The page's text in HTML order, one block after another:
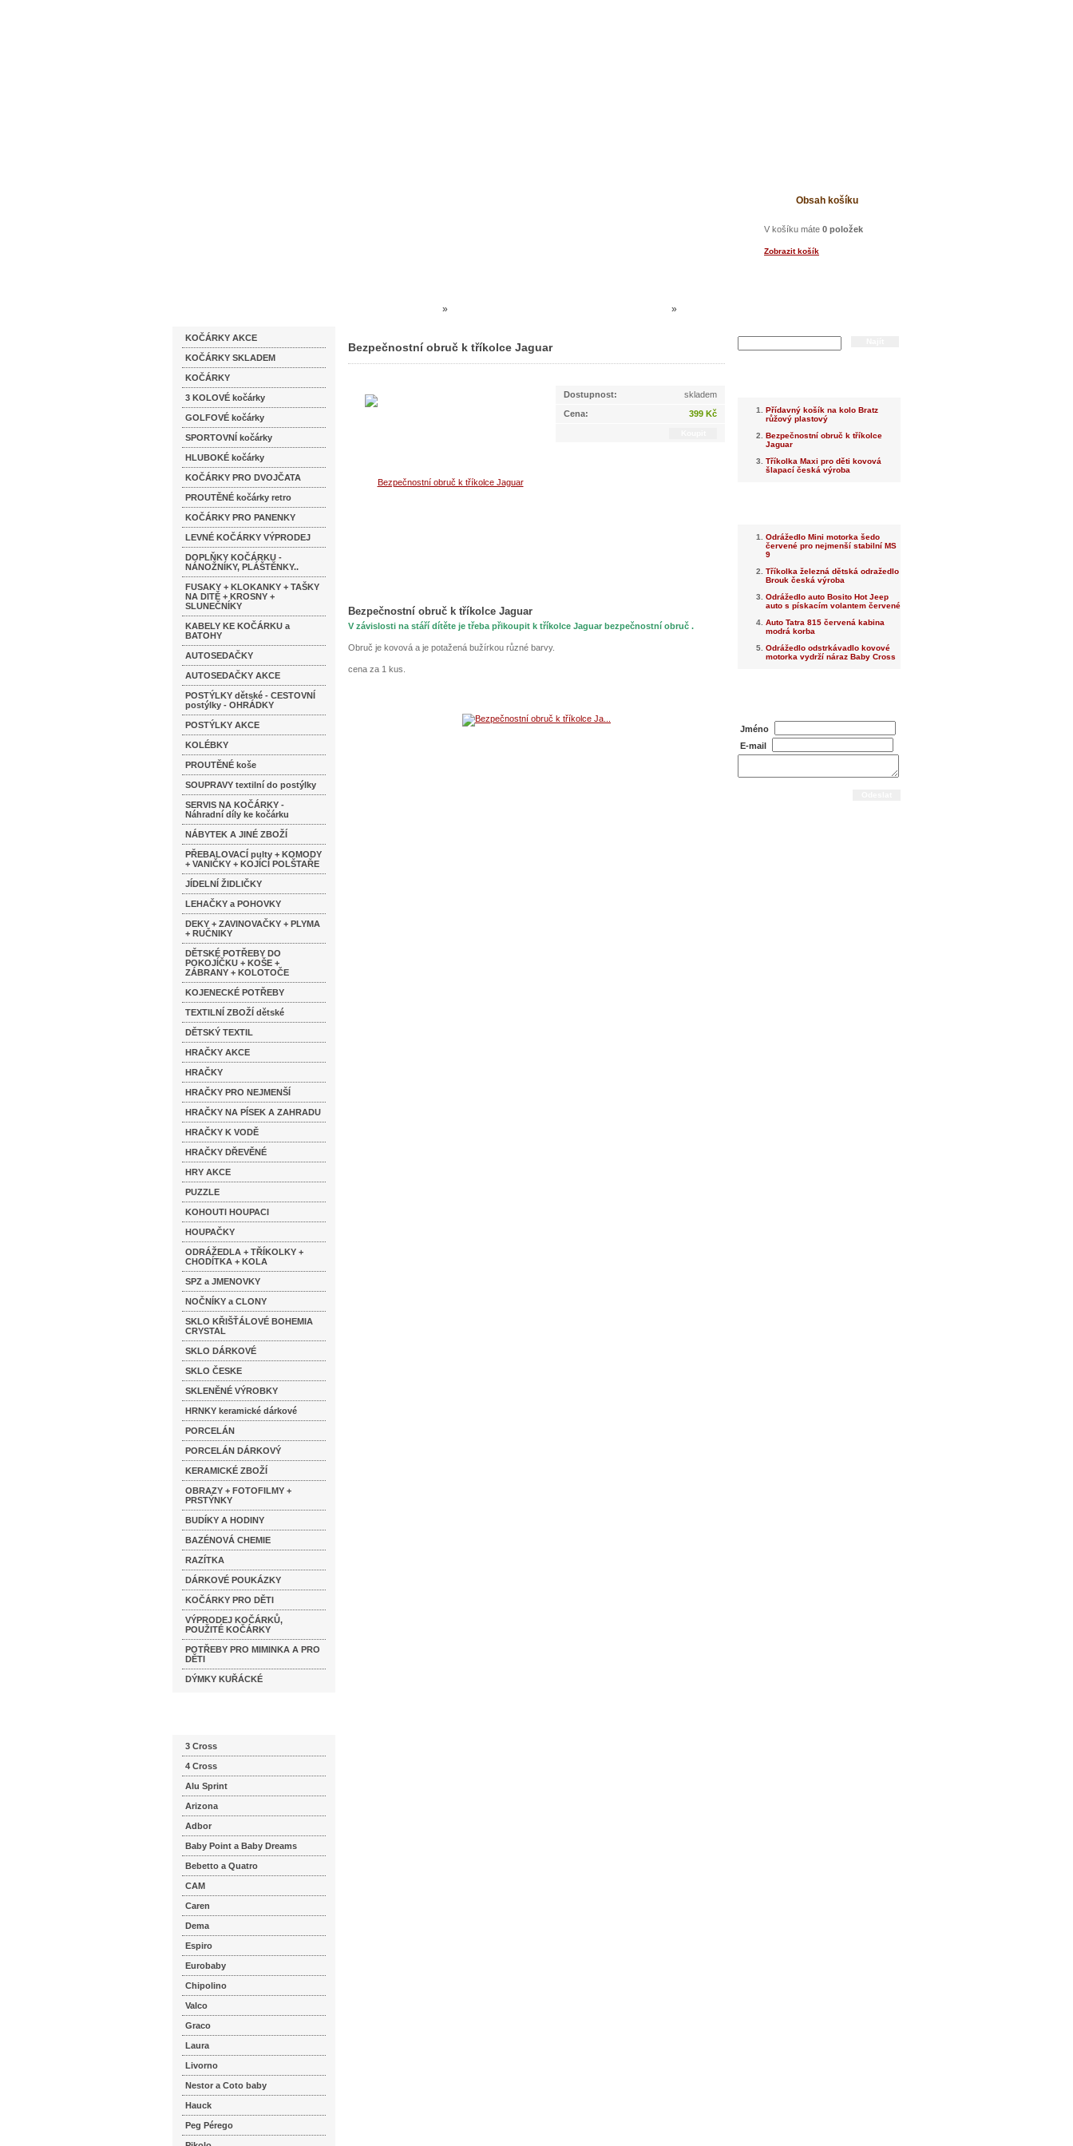
Obsah košíku
V košíku máte 0 položek
Zobrazit košík
KOČÁRKY AKCE
KOČÁRKY SKLADEM
KOČÁRKY
3 KOLOVÉ kočárky
GOLFOVÉ kočárky
SPORTOVNÍ kočárky
HLUBOKÉ kočárky
KOČÁRKY PRO DVOJČATA
PROUTĚNÉ kočárky retro
KOČÁRKY PRO PANENKY
LEVNÉ KOČÁRKY VÝPRODEJ
DOPLŇKY KOČÁRKU -
NÁNOŽNÍKY, PLÁŠTĚNKY..
FUSAKY + KLOKANKY + TAŠKY
NA DITĚ + KROSNY +
SLUNEČNÍKY
KABELY KE KOČÁRKU a
BATOHY
AUTOSEDAČKY
AUTOSEDAČKY AKCE
POSTÝLKY dětské - CESTOVNÍ
postýlky - OHRÁDKY
POSTÝLKY AKCE
KOLÉBKY
PROUTĚNÉ koše
SOUPRAVY textilní do postýlky
SERVIS NA KOČÁRKY -
Náhradní díly ke kočárku
NÁBYTEK A JINÉ ZBOŽÍ
PŘEBALOVACÍ pulty + KOMODY
+ VANIČKY + KOJÍCÍ POLŠTAŘE
JÍDELNÍ ŽIDLIČKY
LEHAČKY a POHOVKY
DEKY + ZAVINOVAČKY + PLYMA
+ RUČNIKY
DĚTSKÉ POTŘEBY DO
POKOJÍČKU + KOŠE +
ZÁBRANY + KOLOTOČE
KOJENECKÉ POTŘEBY
TEXTILNÍ ZBOŽÍ dětské
DĚTSKÝ TEXTIL
HRAČKY AKCE
HRAČKY
HRAČKY PRO NEJMENŠÍ
HRAČKY NA PÍSEK A ZAHRADU
HRAČKY K VODĚ
HRAČKY DŘEVĚNÉ
HRY AKCE
PUZZLE
KOHOUTI HOUPACI
HOUPAČKY
ODRÁŽEDLA + TŘÍKOLKY +
CHODÍTKA + KOLA
SPZ a JMENOVKY
NOČNÍKY a CLONY
SKLO KŘIŠŤÁLOVÉ BOHEMIA
CRYSTAL
SKLO DÁRKOVÉ
SKLO ČESKE
SKLENĚNÉ VÝROBKY
HRNKY keramické dárkové
PORCELÁN
PORCELÁN DÁRKOVÝ
KERAMICKÉ ZBOŽÍ
OBRAZY + FOTOFILMY +
PRSTÝNKY
BUDÍKY A HODINY
BAZÉNOVÁ CHEMIE
RAZÍTKA
DÁRKOVÉ POUKÁZKY
KOČÁRKY PRO DĚTI
VÝPRODEJ KOČÁRKŮ,
POUŽITÉ KOČÁRKY
POTŘEBY PRO MIMINKA A PRO
DĚTI
DÝMKY KUŘÁCKÉ
3 Cross
4 Cross
Alu Sprint
Arizona
Adbor
Baby Point a Baby Dreams
Bebetto a Quatro
CAM
Caren
Dema
Espiro
Eurobaby
Chipolino
Valco
Graco
Laura
Livorno
Nestor a Coto baby
Hauck
Peg Pérego
» »
Bezpečnostní obruč k tříkolce Jaguar
Bezpečnostní obruč k tříkolce Jaguar
Dostupnost:
skladem
Cena:
399 Kč
Bezpečnostní obruč k tříkolce Jaguar
V závislosti na stáří dítěte je třeba přikoupit k tříkolce Jaguar bezpečnostní obruč .
Obruč je kovová a je potažená bužírkou různé barvy.
cena za 1 kus.
Přídavný košík na kolo Bratz
růžový plastový
Bezpečnostní obruč k tříkolce
Jaguar
Tříkolka Maxi pro děti kovová
šlapací česká výroba
Odrážedlo Mini motorka šedo
červené pro nejmenší stabilní MS
9
Tříkolka železná dětská odražedlo
Brouk česká výroba
Odrážedlo auto Bosito Hot Jeep
auto s pískacím volantem červené
Auto Tatra 815 červená kabina
modrá korba
Odrážedlo odstrkávadlo kovové
motorka vydrží náraz Baby Cross
Jméno
E-mail